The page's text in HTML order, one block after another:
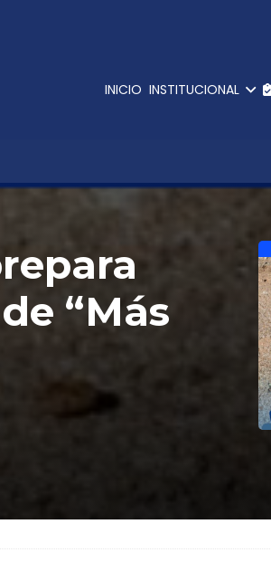
INICIO INSTITUCIONAL
“Más